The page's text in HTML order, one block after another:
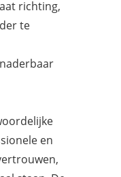
richting,
te
en